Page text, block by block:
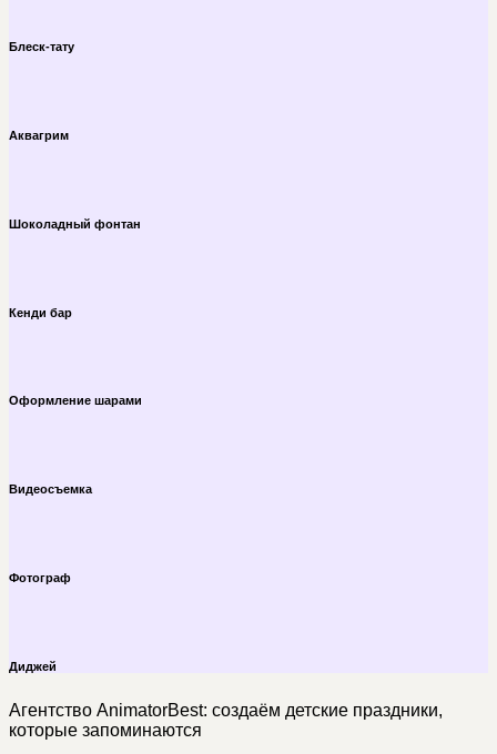
Блеск-тату
Аквагрим
Шоколадный фонтан
Кенди бар
Оформление шарами
Видеосъемка
Фотограф
Диджей
Агентство AnimatorBest: создаём детские праздники,
которые запоминаются